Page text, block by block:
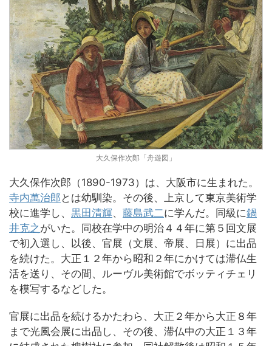
大久保作次郎「舟遊図」
大久保作次郎（1890-1973）は、大阪市に生まれた。
寺内萬治郎 とは幼馴染。その後、上京して東京美術学
校に進学し、 黒田清輝、 藤島武二に学んだ。同級に鍋
井克之がいた。同校在学中の明治４４年に第５回文展
で初入選し、以後、官展（文展、帝展、日展）に出品
を続けた。大正１２年から昭和２年にかけては滞仏生
活を送り、その間、ルーヴル美術館でボッティチェリ
を模写するなどした。
官展に出品を続けるかたわら、大正２年から大正８年
まで光風会展に出品し、その後、滞仏中の大正１３年